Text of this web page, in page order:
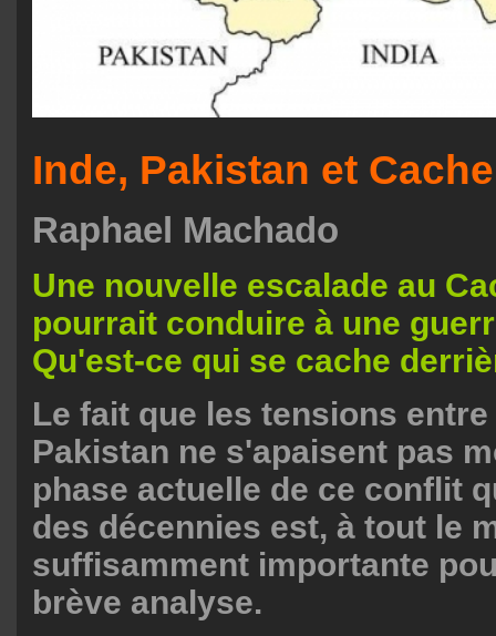
Inde, Pakistan et
Raphael Machado
Une nouvelle escalade au
pourrait conduire à une
Qu'est-ce qui se cache
Le fait que les tensions
Pakistan ne s'apaisent pas
phase actuelle de ce conflit
des décennies est, à tout le
suffisamment importante
brève analyse.